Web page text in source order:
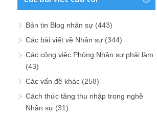
Bản tin Blog nhân sự (443)
Các bài viết về Nhân sự (344)
Các công việc Phòng Nhân sự phải làm
(43)
Các vấn đề khác (258)
Cách thức tăng thu nhập trong nghề
Nhân sự (31)